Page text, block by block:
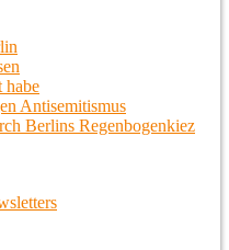
habe
Antisemitismus
Berlins Regenbogenkiez